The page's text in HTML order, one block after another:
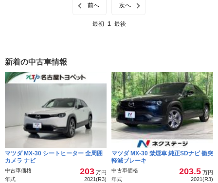
同じクラスに、EVで無いとしたらさして特徴の無いこのMX-30。
マツダは売り分ける事が出来るのでしょうか？今の日本で、いや
はわかります。
そんなおり欧州は、自分たちのインチキでディーゼルのイメージ
を悪化させ、その上ハイブリッド技術では日本に適わない。結果
ハイブリッド車を閉め出し、みんな一から始めるなら勝負になる
だろうと、次世代パワーユニットは電気自動車（BEV）にしよう
と経済戦争を仕掛けてきました。
ディーゼルに掛けていたマツダはそもそも満足なハイブリッド技
術を持ち合わせていません。それならば生き残る術は欧州メーカ
ーと同じく電気自動車を開発すること。それならば通常のマツダ
最初 1 最後
前へ 次へ
新着の中古車情報
マツダ MX-30 シートヒーター 全周囲
カメラ ナビ
中古車価格 203 万円
年式
2021(R3)
マツダ MX-30 禁煙車 純正SDナビ 衝突
軽減ブレーキ
中古車価格 203.5 万円
年式
2021(R3)